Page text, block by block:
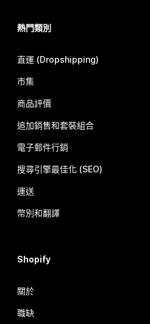
熱門類別
直運 (Dropshipping)
市集
商品評價
追加銷售和套裝組合
電子郵件行銷
搜尋引擎最佳化 (SEO)
運送
幣別和翻譯
Shopify
關於
職缺